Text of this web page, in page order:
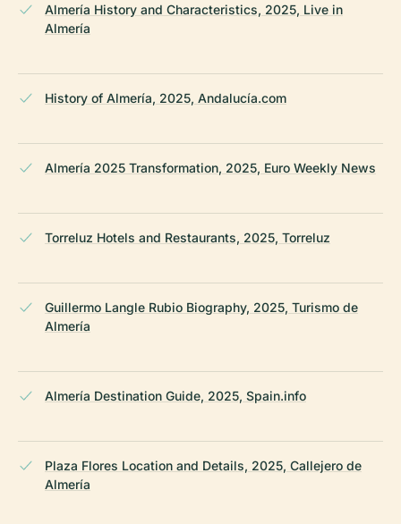
Almería History and Characteristics, 2025, Live in
Almería
History of Almería, 2025, Andalucía.com
Almería 2025 Transformation, 2025, Euro Weekly News
Torreluz Hotels and Restaurants, 2025, Torreluz
Guillermo Langle Rubio Biography, 2025, Turismo de
Almería
Almería Destination Guide, 2025, Spain.info
Plaza Flores Location and Details, 2025, Callejero de
Almería